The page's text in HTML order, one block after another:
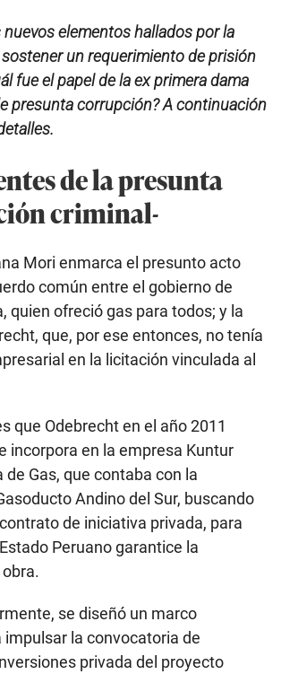
nuevos elementos hallados por la
un requerimiento de prisión
fue el papel de la ex primera dama
presunta corrupción? A continuación
de la presunta
criminal-
Mori enmarca el presunto acto
común entre el gobierno de
quien ofreció gas para todos; y la
que, por ese entonces, no tenía
en la licitación vinculada al
que Odebrecht en el año 2011
incorpora en la empresa Kuntur
Gas, que contaba con la
Andino del Sur, buscando
de iniciativa privada, para
Peruano garantice la
se diseñó un marco
la convocatoria de
privada del proyecto